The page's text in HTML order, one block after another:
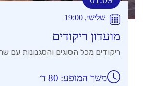
שלישי, 19:00
מועדון ריקודים
ריקודים מכל הסוגים והסגנונות עם
משך המופע: 80 ד׳